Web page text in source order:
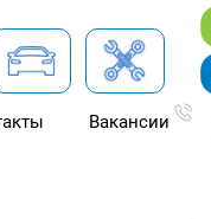
Вакансии